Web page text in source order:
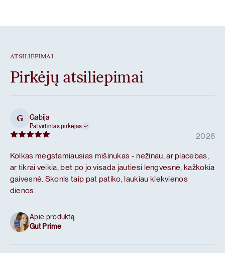
ATSILIEPIMAI
Pirkėjų atsiliepimai
G Gabija
Patvirtintas pirkėjas
2026
Kolkas mėgstamiausias mišinukas - nežinau, ar placebas,
ar tikrai veikia, bet po jo visada jautiesi lengvesnė, kažkokia
gaivesnė. Skonis taip pat patiko, laukiau kiekvienos
dienos.
Apie produktą
Gut Prime